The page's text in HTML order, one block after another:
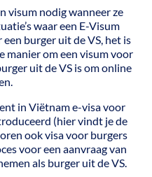
visum nodig wanneer ze
waar een E-Visum
burger uit de VS, het is
manier om een visum voor
uit de VS is om online
in Viëtnam e-visa voor
(hier vindt je de
ook visa voor burgers
voor een aanvraag van
als burger uit de VS.